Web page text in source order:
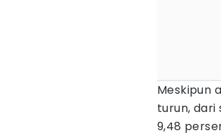
Meskipun
turun, dari
9,48